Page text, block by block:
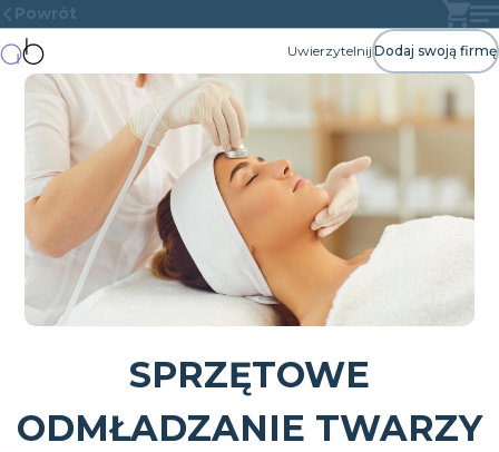
Powrót
UwierzytelnijDodaj swoją firmę
SPRZĘTOWE
ODMŁADZANIE TWARZY